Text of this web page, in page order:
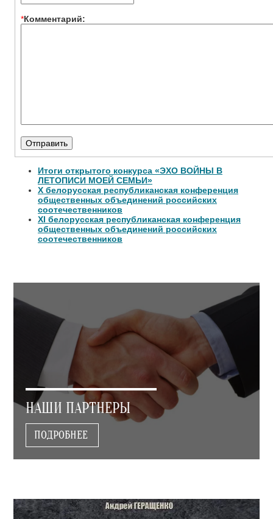
*Комментарий:
Итоги открытого конкурса «ЭХО ВОЙНЫ В
ЛЕТОПИСИ МОЕЙ СЕМЬИ»
Х белорусская республиканская конференция
общественных объединений российских
соотечественников
XI белорусская республиканская конференция
общественных объединений российских
соотечественников
НАШИ ПАРТНЕРЫ
ПОДРОБНЕЕ